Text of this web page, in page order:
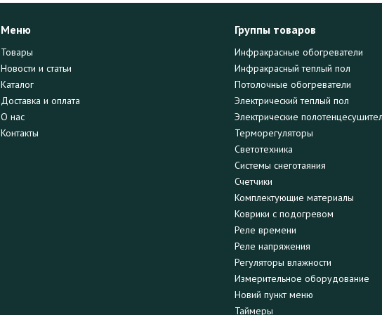
Меню
Товары
Новости и статьи
Каталог
Доставка и оплата
О нас
Контакты
Группы товаров
Инфракрасные обогреватели
Инфракрасный теплый пол
Потолочные обогреватели
Электрический теплый пол
Электрические
Терморегуляторы
Светотехника
Системы снеготаяния
Счетчики
Комплектующие материалы
Коврики с подогревом
Реле времени
Реле напряжения
Регуляторы влажности
Измерительное оборудование
Новий пункт меню
Таймеры